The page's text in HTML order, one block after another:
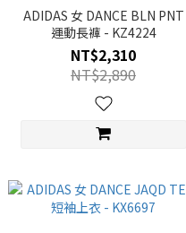
ADIDAS 女 DANCE BLN PNT
運動長褲 - KZ4224
NT$2,310
NT$2,890